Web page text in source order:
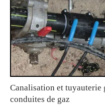
Canalisation et tuyauterie
conduites de gaz